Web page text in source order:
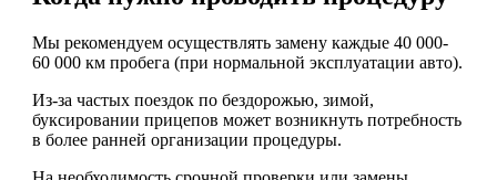
Мы рекомендуем осуществлять замену каждые 40 000-
60 000 км пробега (при нормальной эксплуатации авто).
Из-за частых поездок по бездорожью, зимой,
буксировании прицепов может возникнуть потребность
в более ранней организации процедуры.